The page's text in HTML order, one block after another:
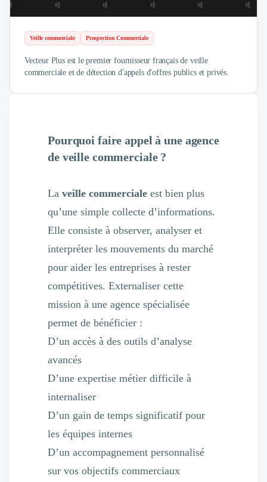
Réalité Virtuelle (VR)
Bureaux d'Entreprise
Déménagement
Impression
Logistique
Traduction
Office Management
Développement à l'international
Gestion Immobilière
Logiciel PropTech
Courtage en Energie
Désinfection & décontamination
Nettoyage & Ménage
Clubs & Réseaux Professionnels
Espaces de Coworking
Veille commerciale Prospection Commerciale
Vecteur Plus est le premier fournisseur français de veille
commerciale et de détection d'appels d'offres publics et privés.
Pourquoi faire appel à une agence
de veille commerciale ?
La veille commerciale est bien plus
qu’une simple collecte d’informations.
Elle consiste à observer, analyser et
interpréter les mouvements du marché
pour aider les entreprises à rester
compétitives. Externaliser cette
mission à une agence spécialisée
permet de bénéficier :
D’un accès à des outils d’analyse
avancés
D’une expertise métier difficile à
internaliser
D’un gain de temps significatif pour
les équipes internes
D’un accompagnement personnalisé
sur vos objectifs commerciaux